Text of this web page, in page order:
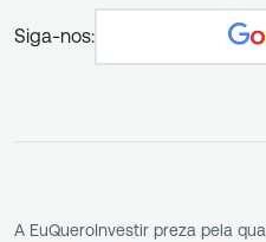
Siga-nos:
A EuQueroInvestir preza pela